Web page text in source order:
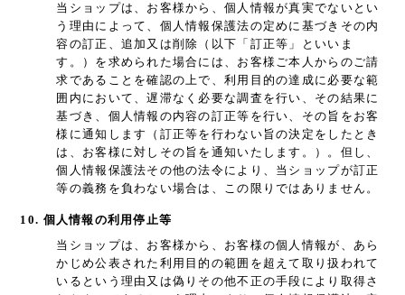
当ショップは、お客様から、個人情報が真実でないとい
う理由によって、個人情報保護法の定めに基づきその内
容の訂正、追加又は削除（以下「訂正等」といいま
す。）を求められた場合には、お客様ご本人からのご請
求であることを確認の上で、利用目的の達成に必要な範
囲内において、遅滞なく必要な調査を行い、その結果に
基づき、個人情報の内容の訂正等を行い、その旨をお客
様に通知します（訂正等を行わない旨の決定をしたとき
は、お客様に対しその旨を通知いたします。）。但し、
個人情報保護法その他の法令により、当ショップが訂正
等の義務を負わない場合は、この限りではありません。
10. 個人情報の利用停止等
当ショップは、お客様から、お客様の個人情報が、あら
かじめ公表された利用目的の範囲を超えて取り扱われて
いるという理由又は偽りその他不正の手段により取得さ